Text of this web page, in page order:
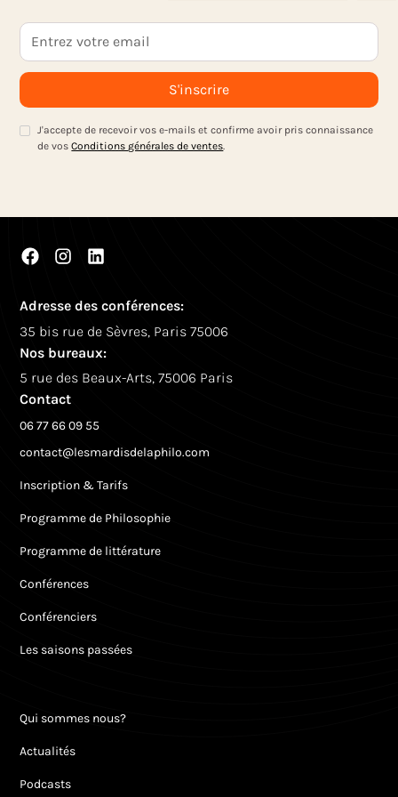
J'accepte de recevoir vos e-mails et confirme avoir pris connaissance
de vosConditions générales de ventes.
Adresse des conférences:
35 bis rue de Sèvres, Paris 75006
Nos bureaux:
5 rue des Beaux-Arts, 75006 Paris
Contact
06 77 66 09 55
contact@lesmardisdelaphilo.com
Inscription & Tarifs
Programme de Philosophie
Programme de littérature
Conférences
Conférenciers
Les saisons passées
Qui sommes nous?
Actualités
Podcasts